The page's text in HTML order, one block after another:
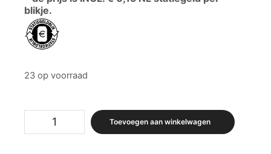
blikje.
23 op voorraad
Toevoegen aan winkelwagen